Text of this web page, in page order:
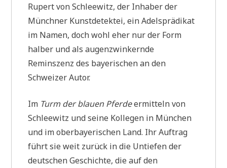
Rupert von Schleewitz, der Inhaber der
Münchner Kunstdetektei, ein Adelsprädikat
im Namen, doch wohl eher nur der Form
halber und als augenzwinkernde
Reminszenz des bayerischen an den
Schweizer Autor.
Im Turm der blauen Pferdeermitteln von
Schleewitz und seine Kollegen in München
und im oberbayerischen Land. Ihr Auftrag
führt sie weit zurück in die Untiefen der
deutschen Geschichte, die auf den